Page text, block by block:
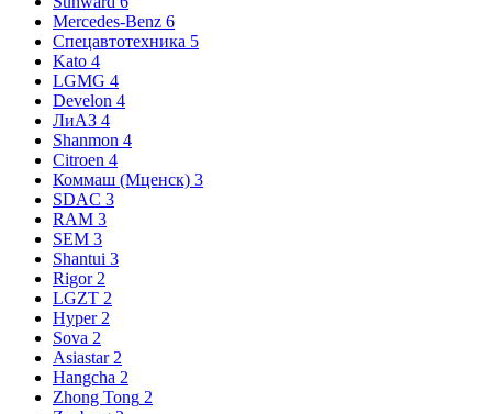
Mercedes-Benz 6
Спецавтотехника 5
Kato 4
LGMG 4
Develon 4
ЛиАЗ 4
Shanmon 4
Citroen 4
Коммаш (Мценск) 3
SDAC 3
RAM 3
SEM 3
Shantui 3
Rigor 2
LGZT 2
Hyper 2
Sova 2
Asiastar 2
Hangcha 2
Zhong Tong 2